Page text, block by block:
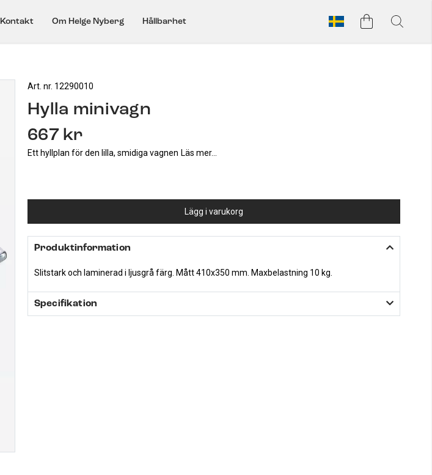
Kontakt Om Helge Nyberg Hållbarhet
Art. nr. 12290010
Hylla minivagn
667 kr
Ett hyllplan för den lilla, smidiga vagnen Läs mer...
Lägg i varukorg
Produktinformation
Slitstark och laminerad i ljusgrå färg. Mått 410x350 mm. Maxbelastning 10 kg.
Specifikation